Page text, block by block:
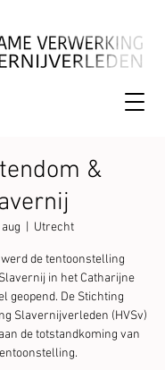
&
Utrecht
werd de tentoonstelling
in het Catharijne
geopend. De Stichting
Slavernijverleden (HVSv)
de totstandkoming van